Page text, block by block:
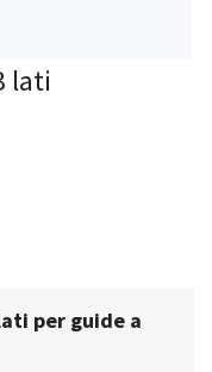
lati
per guide a